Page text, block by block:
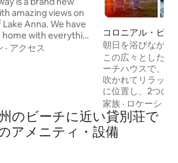
amazing views on
Anna. We have
with everything
our goal is
bar and outdoor
· アクセス
コロニアル・ビー
家
朝日を浴びながら
ォーターフロント
この広々としたウ
ーチハウスで、ポ
吹かれてリラック
に位置し、2つの
徒歩約10 ～15分です！ リビング
メディア＆ゲーム
室からは水辺の景
と夕日の景色をお楽
家族 · ロケーショ
のビーチに近い貸別荘で
アメニティ・設備